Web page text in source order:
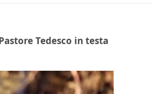
Tedesco in testa